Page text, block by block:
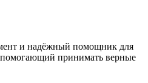
и надёжный помощник для
помогающий принимать верные